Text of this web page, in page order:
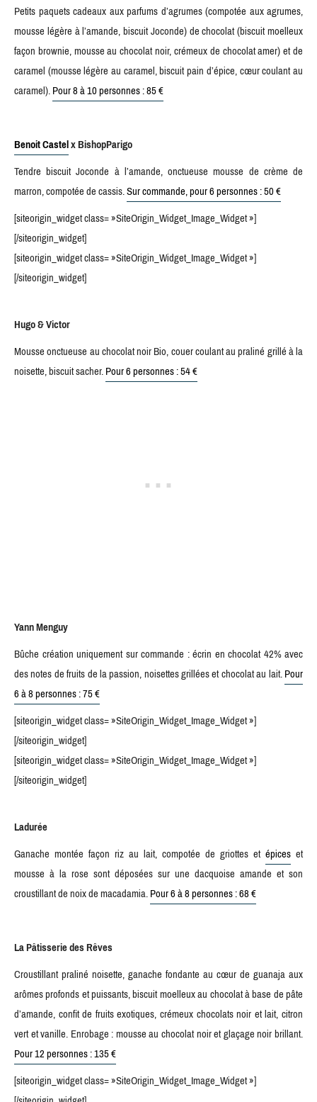
Petits paquets cadeaux aux parfums d’agrumes (compotée aux agrumes,
mousse légère à l’amande, biscuit Joconde) de chocolat (biscuit moelleux
façon brownie, mousse au chocolat noir, crémeux de chocolat amer) et de
caramel (mousse légère au caramel, biscuit pain d’épice, cœur coulant au
caramel).Pour 8 à 10 personnes : 85 €
Benoit Castelx BishopParigo
Tendre biscuit Joconde à l’amande, onctueuse mousse de crème de
marron, compotée de cassis.Sur commande, pour 6 personnes : 50 €
[siteorigin_widget class= »SiteOrigin_Widget_Image_Widget »]
[/siteorigin_widget]
[siteorigin_widget class= »SiteOrigin_Widget_Image_Widget »]
[/siteorigin_widget]
Hugo & Victor
Mousse onctueuse au chocolat noir Bio, couer coulant au praliné grillé à la
noisette, biscuit sacher.Pour 6 personnes : 54 €
Yann Menguy
Bûche création uniquement sur commande : écrin en chocolat 42% avec
des notes de fruits de la passion, noisettes grillées et chocolat au lait.Pour
6 à 8 personnes : 75 €
[siteorigin_widget class= »SiteOrigin_Widget_Image_Widget »]
[/siteorigin_widget]
[siteorigin_widget class= »SiteOrigin_Widget_Image_Widget »]
[/siteorigin_widget]
Ladurée
Ganache montée façon riz au lait, compotée de griottes et épices et
mousse à la rose sont déposées sur une dacquoise amande et son
croustillant de noix de macadamia.Pour 6 à 8 personnes : 68 €
La Pâtisserie des Rêves
Croustillant praliné noisette, ganache fondante au cœur de guanaja aux
arômes profonds et puissants, biscuit moelleux au chocolat à base de pâte
d’amande, confit de fruits exotiques, crémeux chocolats noir et lait, citron
vert et vanille. Enrobage : mousse au chocolat noir et glaçage noir brillant.
Pour 12 personnes : 135 €
[siteorigin_widget class= »SiteOrigin_Widget_Image_Widget »]